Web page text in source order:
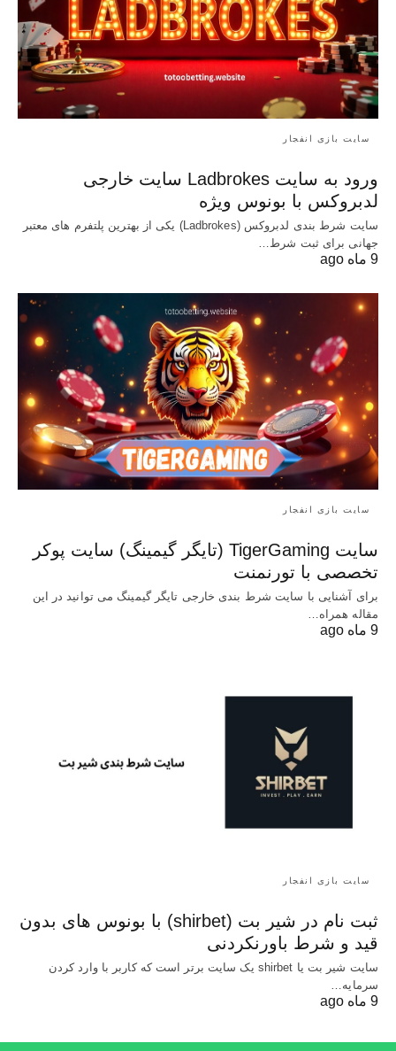
سایت بازی انفجار
ورود به سایت Ladbrokes سایت خارجی
لدبروکس با بونوس ویژه
سایت شرط بندی لدبروکس (Ladbrokes) یکی از بهترین پلتفرم های معتبر
جهانی برای ثبت شرط…
9 ماه ago
سایت بازی انفجار
سایت TigerGaming (تایگر گیمینگ) سایت پوکر
تخصصی با تورنمنت
برای آشنایی با سایت شرط بندی خارجی تایگر گیمینگ می توانید در این
مقاله همراه…
9 ماه ago
سایت بازی انفجار
ثبت نام در شیر بت (shirbet) با بونوس های بدون
قید و شرط باورنکردنی
سایت شیر بت یا shirbet یک سایت برتر است که کاربر با وارد کردن
سرمایه…
9 ماه ago